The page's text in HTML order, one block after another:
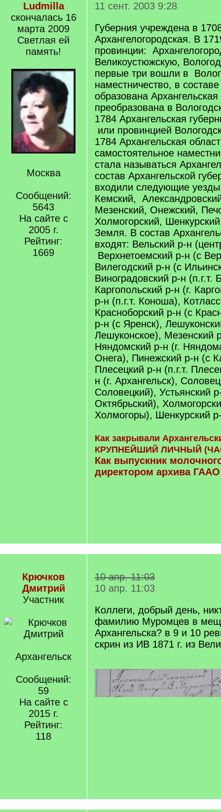
Ludmilla
скончалась 16
марта 2009
Светлая ей
память!
Москва
Сообщений:
5643
На сайте с
2005 г.
Рейтинг:
1669
11 сент. 2003 9:28
Губерния учреждена в
Архангелогородская. В
провинции:
Великоустюжскую,
первые три вошли в
наместничество, в
образована
преобразована в
1784 Архангельская
или провинцией
1784 Архангельская
самостоятельное
стала называться
состав Архангельской
входили следующие
Кемский,
Мезенский, Онежский,
Холмогорский,
Земля. В состав
входят: Вельский р-н
Верхнетоемский р-н (с
Вилегодский р-н (с
Виноградовский р-н (п.г.т.
Каргопольский р-н (г.
р-н (п.г.т. Коноша),
Красноборский р-н (с
р-н (с Яренск),
Лешуконское), Мезенский
Няндомский р-н (г.
Онега), Пинежский р-н (с
Плесецкий р-н (п.г.т.
н (г. Архангельск),
Соловецкий), Устьянский
Октябрьский),
Холмогоры), Шенкурский
Как закрывали
КРУПНЕЙШИЙ ЛИЧНЫЙ
Как выпускник
директором архива ГААО
Крючков
Дмитрий
Участник
Архангельск
Сообщений:
59
На сайте с
2015 г.
Рейтинг:
118
10 апр. 11:03
10 апр. 11:03
Коллеги, добрый день,
фамилию Муромцев в
Архангельска? в 9 и 10
скрин из ИВ 1871 г. из